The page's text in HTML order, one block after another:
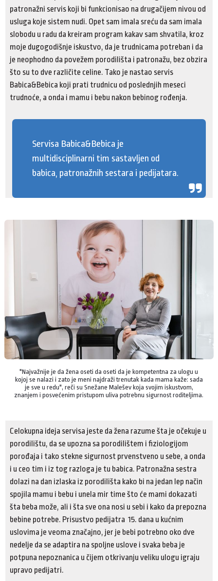
patronažni servis koji bi funkcionisao na drugačijem nivou od
usluga koje sistem nudi. Opet sam imala sreću da sam imala
slobodu u radu da kreiram program kakav sam shvatila, kroz
moje dugogodišnje iskustvo, da je trudnicama potreban i da
je neophodno da povežem porodilišta i patronažu, bez obzira
što su to dve različite celine. Tako je nastao servis
Babica&Bebica koji prati trudnicu od poslednjih meseci
trudnoće, a onda i mamu i bebu nakon bebinog rođenja.
Servisa Babica&Bebica je
multidisciplinarni tim sastavljen od
babica, patronažnih sestara i pedijatara.
"Najvažnije je da žena oseti da oseti da je kompetentna za ulogu u
kojoj se nalazi i zato je meni najdraži trenutak kada mama kaže: sada
je sve u redu", reči su Snežane Malešev koja svojim iskustvom,
znanjem i posvećenim pristupom uliva potrebnu sigurnost roditeljima.
Celokupna ideja servisa jeste da žena razume šta je očekuje u
porodilištu, da se upozna sa porodilištem i fiziologijom
porođaja i tako stekne sigurnost prvenstveno u sebe, a onda
i u ceo tim i iz tog razloga je tu babica. Patronažna sestra
dolazi na dan izlaska iz porodilišta kako bi na jedan lep način
spojila mamu i bebu i unela mir time što će mami dokazati
šta beba može, ali i šta sve ona nosi u sebi i kako da prepozna
bebine potrebe. Prisustvo pedijatra 15. dana u kućnim
uslovima je veoma značajno, jer je bebi potrebno oko dve
nedelje da se adaptira na spoljne uslove i svaka beba je
potpuna nepoznanica u čijem otkrivanju veliku ulogu igraju
upravo pedijatri.